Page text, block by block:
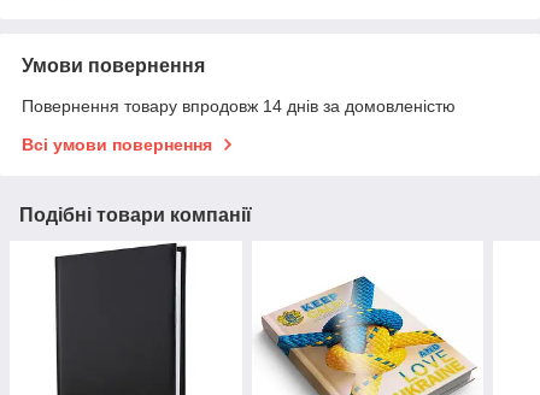
Умови повернення
Повернення товару впродовж 14 днів за домовленістю
Всі умови повернення
Подібні товари компанії